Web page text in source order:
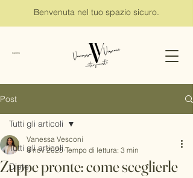
Benvenuta nel tuo spazio sicuro.
Carrello
Post
Tutti gli articoli
Diete
Tutti gli articoli
Zuppe pronte: come sceglierle
Vanessa Vesconi
4 nov 2025 Tempo di lettura: 3 min